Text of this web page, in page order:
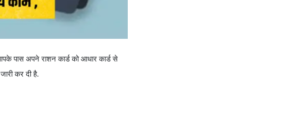
पास अपने राशन कार्ड को आधार कार्ड से
कर दी है.